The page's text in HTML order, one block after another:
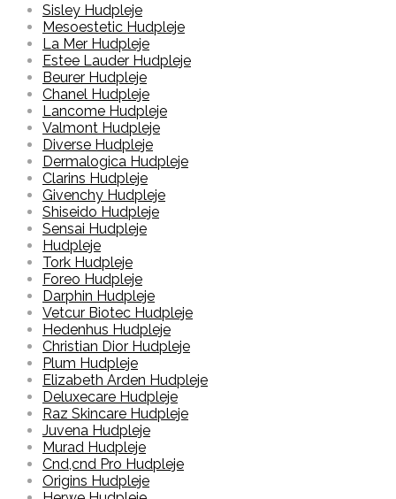
Sisley Hudpleje
Mesoestetic Hudpleje
La Mer Hudpleje
Estee Lauder Hudpleje
Beurer Hudpleje
Chanel Hudpleje
Lancome Hudpleje
Valmont Hudpleje
Diverse Hudpleje
Dermalogica Hudpleje
Clarins Hudpleje
Givenchy Hudpleje
Shiseido Hudpleje
Sensai Hudpleje
Hudpleje
Tork Hudpleje
Foreo Hudpleje
Darphin Hudpleje
Vetcur Biotec Hudpleje
Hedenhus Hudpleje
Christian Dior Hudpleje
Plum Hudpleje
Elizabeth Arden Hudpleje
Deluxecare Hudpleje
Raz Skincare Hudpleje
Juvena Hudpleje
Murad Hudpleje
Cnd,cnd Pro Hudpleje
Origins Hudpleje